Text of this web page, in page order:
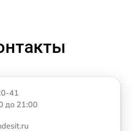
41
до 21:00